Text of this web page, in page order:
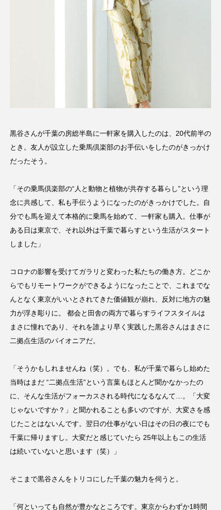
黒谷さんが千葉の房総半島に一軒家を購入したのは、20代前半の
とき。友人が設立した乗馬倶楽部のお手伝いをしたのがきっかけ
だったそう。
「その乗馬倶楽部の“人と動物と植物が共存する暮らし”という理
念に共感して、私も手伝うようになったのがきっかけでした。自
分でも馬を迎えて本格的に乗馬を始めて、一軒家も購入。仕事が
ある日は東京で、それ以外は千葉で暮らすという生活がスタート
しました」
コロナの影響を受けてガラリと変わった私たちの働き方。どこか
らでもリモートワークができるようになったことで、これまでな
んとなく東京がいいとされてきた価値観が崩れ、反対に地方の魅
力が浮き彫りに。 都会と田舎の両方で暮らすライフスタイルは
まさに憧れであり、それを誰より早く実践した黒谷さんはまさに
二拠点生活のパイオニアだ。
「そうかもしれませんね（笑）。でも、私が千葉で暮らし始めた
当時はまだ “二拠点生活”という言葉もほとんど聞かなかったの
に、そんな生活がフォーカスされる時代になるなんて…。「大変
じゃないですか？」と聞かれることも多いのですが、大変さを感
じたことはないんです。翌日の仕事がない日はその日の夜にでも
千葉に帰りますし。大変だと感じていたら 25年以上もこの生活
は続いていないと思います（笑）」
そこまで黒谷さんをトリコにした千葉の魅力を伺うと。
「何といっても自然が豊かなところです。東京からわずか1時間